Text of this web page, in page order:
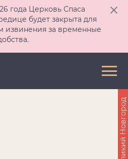
года Церковь Спаса
будет закрыта для
извинения за временные
Великий Новгород